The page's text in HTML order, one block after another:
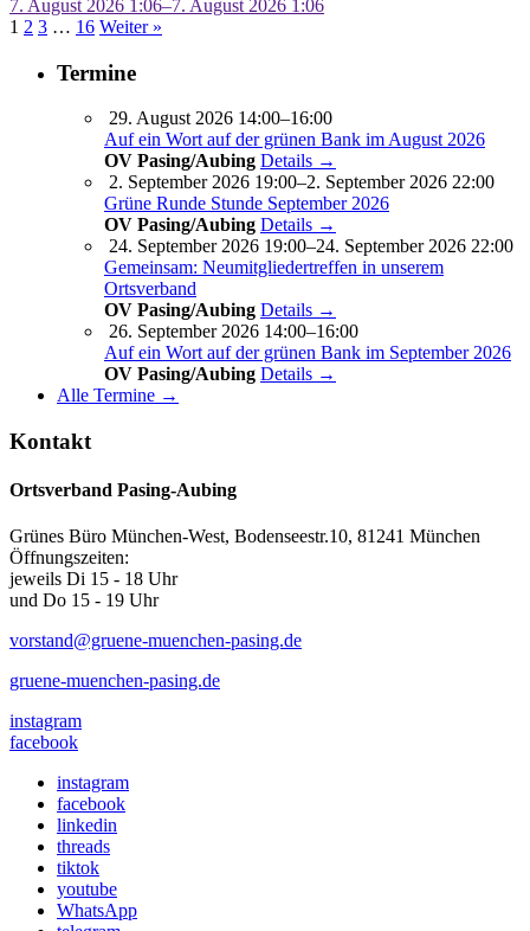
7. August 2026 1:06–7. August 2026 1:06
1 2 3 … 16 Weiter »
Termine
29. August 2026 14:00–16:00
Auf ein Wort auf der grünen Bank im August 2026
OV Pasing/Aubing Details →
2. September 2026 19:00–2. September 2026 22:00
Grüne Runde Stunde September 2026
OV Pasing/Aubing Details →
24. September 2026 19:00–24. September 2026 22:00
Gemeinsam: Neumitgliedertreffen in unserem
Ortsverband
OV Pasing/Aubing Details →
26. September 2026 14:00–16:00
Auf ein Wort auf der grünen Bank im September 2026
OV Pasing/Aubing Details →
Alle Termine →
Kontakt
Ortsverband Pasing-Aubing
Grünes Büro München-West, Bodenseestr.10, 81241 München
Öffnungszeiten:
jeweils Di 15 - 18 Uhr
und Do 15 - 19 Uhr
vorstand@gruene-muenchen-pasing.de
gruene-muenchen-pasing.de
instagram
facebook
instagram
facebook
linkedin
threads
tiktok
youtube
WhatsApp